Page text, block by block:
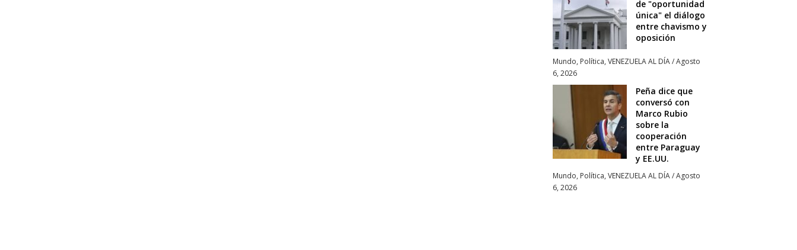
de "oportunidad
única" el diálogo
entre chavismo y
oposición
Mundo, Política, VENEZUELA AL DÍA/Agosto
6, 2026
Peña dice que
conversó con
Marco Rubio
sobre la
cooperación
entre Paraguay
y EE.UU.
Mundo, Política, VENEZUELA AL DÍA/Agosto
6, 2026